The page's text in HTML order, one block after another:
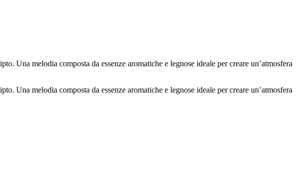
Una melodia composta da essenze aromatiche e legnose ideale per creare un’atmosfera
Una melodia composta da essenze aromatiche e legnose ideale per creare un’atmosfera